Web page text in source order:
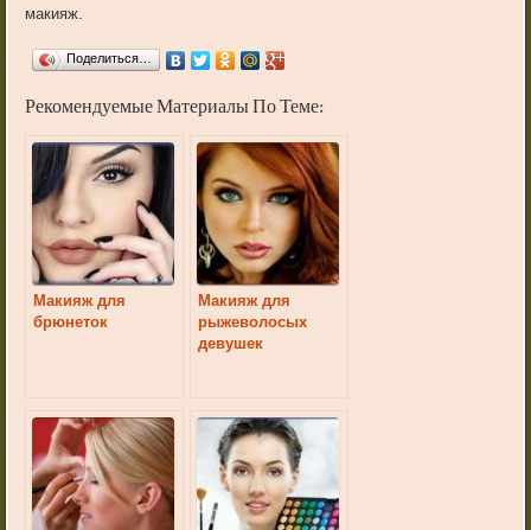
макияж.
Поделиться…
Рекомендуемые Материалы По Теме:
Макияж для
брюнеток
Макияж для
рыжеволосых
девушек